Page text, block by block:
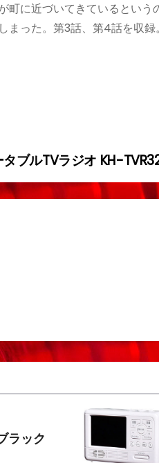
に近づいてきているとい
った。第3話、第4話を収録。
ブルTVラジオ KH-
ラック